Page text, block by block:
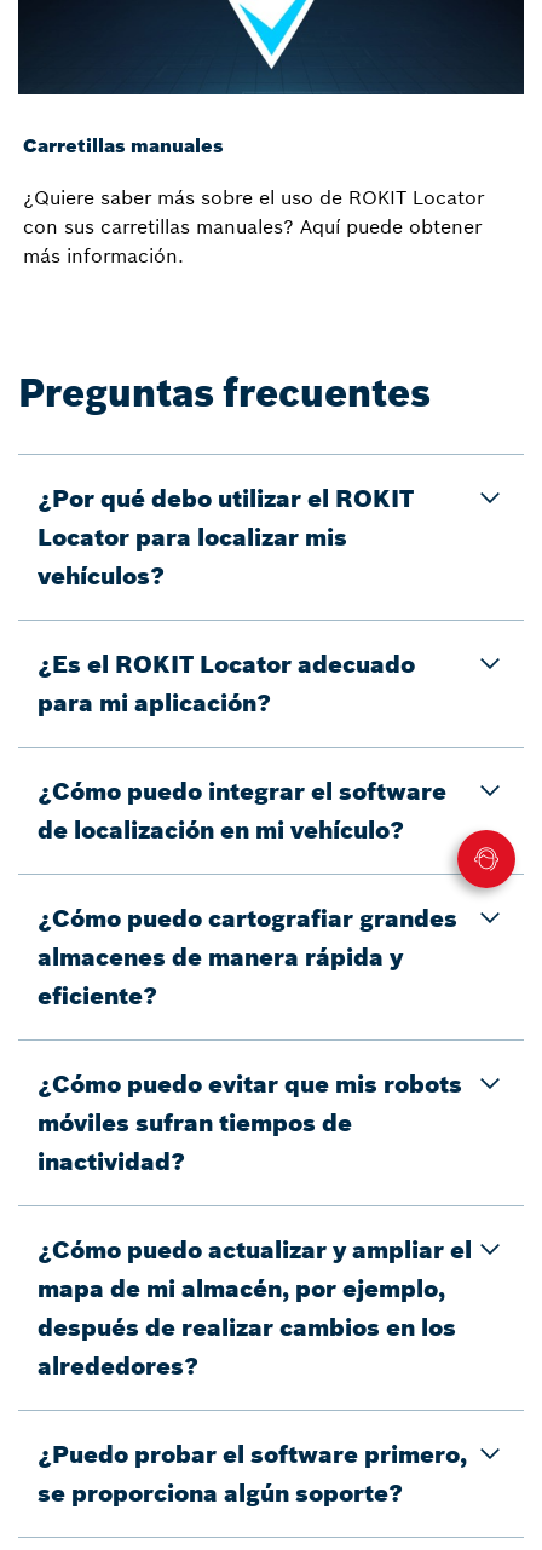
Carretillas manuales
¿Quiere saber más sobre el uso de ROKIT Locator
con sus carretillas manuales? Aquí puede obtener
más información.
Preguntas frecuentes
¿Por qué debo utilizar el ROKIT
Locator para localizar mis
vehículos?
¿Es el ROKIT Locator adecuado
para mi aplicación?
¿Cómo puedo integrar el software
de localización en mi vehículo?
¿Cómo puedo cartografiar grandes
almacenes de manera rápida y
eficiente?
¿Cómo puedo evitar que mis robots
móviles sufran tiempos de
inactividad?
¿Cómo puedo actualizar y ampliar el
mapa de mi almacén, por ejemplo,
después de realizar cambios en los
alrededores?
¿Puedo probar el software primero,
se proporciona algún soporte?